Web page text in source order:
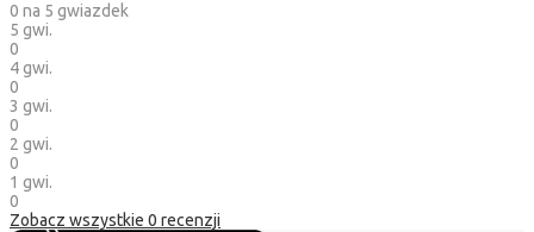
0 na 5 gwiazdek
5 gwi.
0
4 gwi.
0
3 gwi.
0
2 gwi.
0
1 gwi.
0
Zobacz wszystkie 0 recenzji